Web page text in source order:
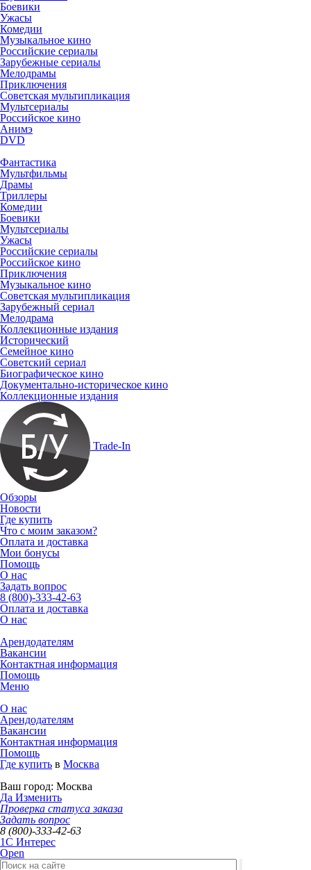
Боевики
Ужасы
Комедии
Музыкальное кино
Российские сериалы
Зарубежные сериалы
Мелодрамы
Приключения
Советская мультипликация
Мультсериалы
Российское кино
Анимэ
DVD
Фантастика
Мультфильмы
Драмы
Триллеры
Комедии
Боевики
Мультсериалы
Ужасы
Российские сериалы
Российское кино
Приключения
Музыкальное кино
Советская мультипликация
Зарубежный сериал
Мелодрама
Коллекционные издания
Исторический
Семейное кино
Советский сериал
Биографическое кино
Документально-историческое кино
Коллекционные издания
Trade-In
Обзоры
Новости
Где купить
Что с моим заказом?
Оплата и доставка
Мои бонусы
Помощь
О нас
Задать вопрос
8 (800)-333-42-63
Оплата и доставка
О нас
Арендодателям
Вакансии
Контактная информация
Помощь
Меню
О нас
Арендодателям
Вакансии
Контактная информация
Помощь
Где купить в Москва
Ваш город: Москва
Да Изменить
Проверка статуса заказа
Задать вопрос
8 (800)-333-42-63
1C Интерес
Open